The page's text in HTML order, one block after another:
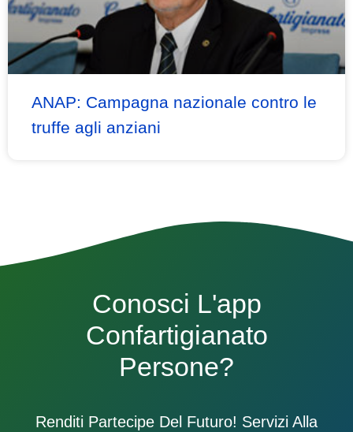
ANAP: Campagna nazionale contro le
truffe agli anziani
Conosci L'app
Confartigianato
Persone?
Renditi Partecipe Del Futuro! Servizi Alla